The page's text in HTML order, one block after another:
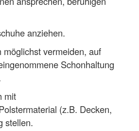
anziehen.
möglichst vermeiden, auf
Schonhaltung
mit
(z.B. Decken,
stellen.